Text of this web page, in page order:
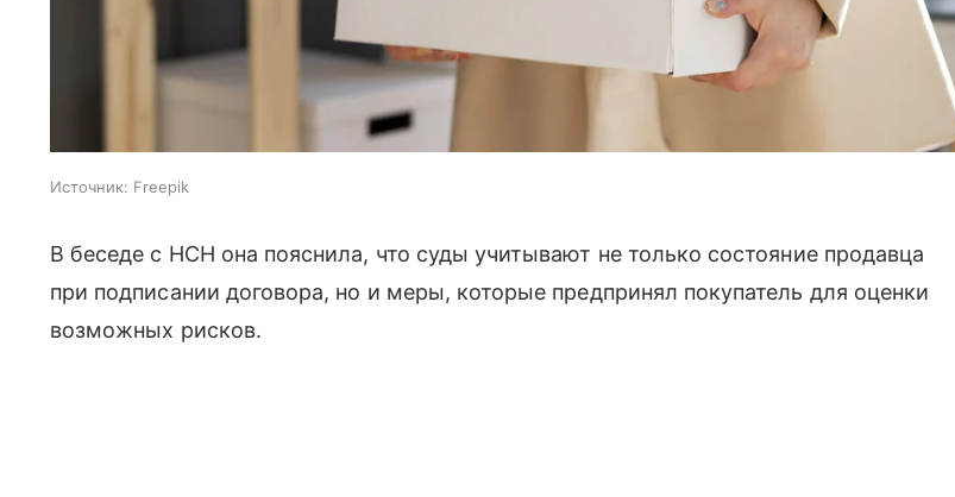
Источник: Freepik
В беседе с НСН она пояснила, что суды учитывают не только состояние продавца
при подписании договора, но и меры, которые предпринял покупатель для оценки
возможных рисков.